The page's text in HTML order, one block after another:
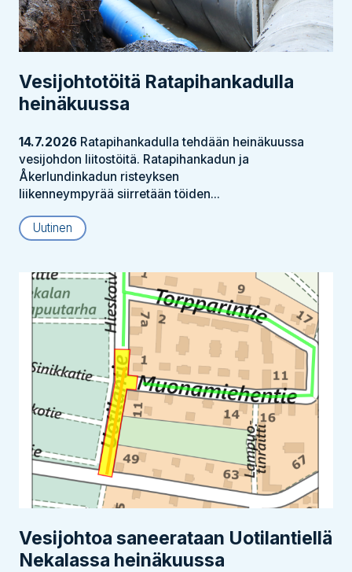
Vesijohtotöitä Ratapihankadulla
heinäkuussa
14.7.2026 Ratapihankadulla tehdään heinäkuussa
vesijohdon liitostöitä. Ratapihankadun ja
Åkerlundinkadun risteyksen
liikenneympyrää siirretään töiden...
Uutinen
Vesijohtoa saneerataan Uotilantiellä
Nekalassa heinäkuussa